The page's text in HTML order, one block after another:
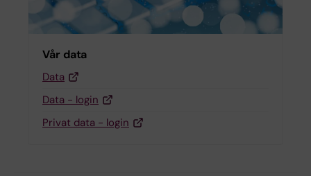
Vår data
Data
Data - login
Privat data - login